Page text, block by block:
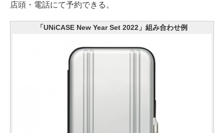
店頭・電話にて予約できる。
「UNiCASE New Year Set 2022」組み合わせ例